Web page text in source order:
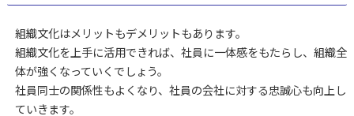
組織文化はメリットもデメリットもあります。
組織文化を上手に活用できれば、社員に一体感をもたらし、組織全
体が強くなっていくでしょう。
社員同士の関係性もよくなり、社員の会社に対する忠誠心も向上し
ていきます。